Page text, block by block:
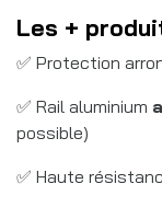
Les +
✅ Protection
✅ Rail aluminium
possible)
✅ Haute